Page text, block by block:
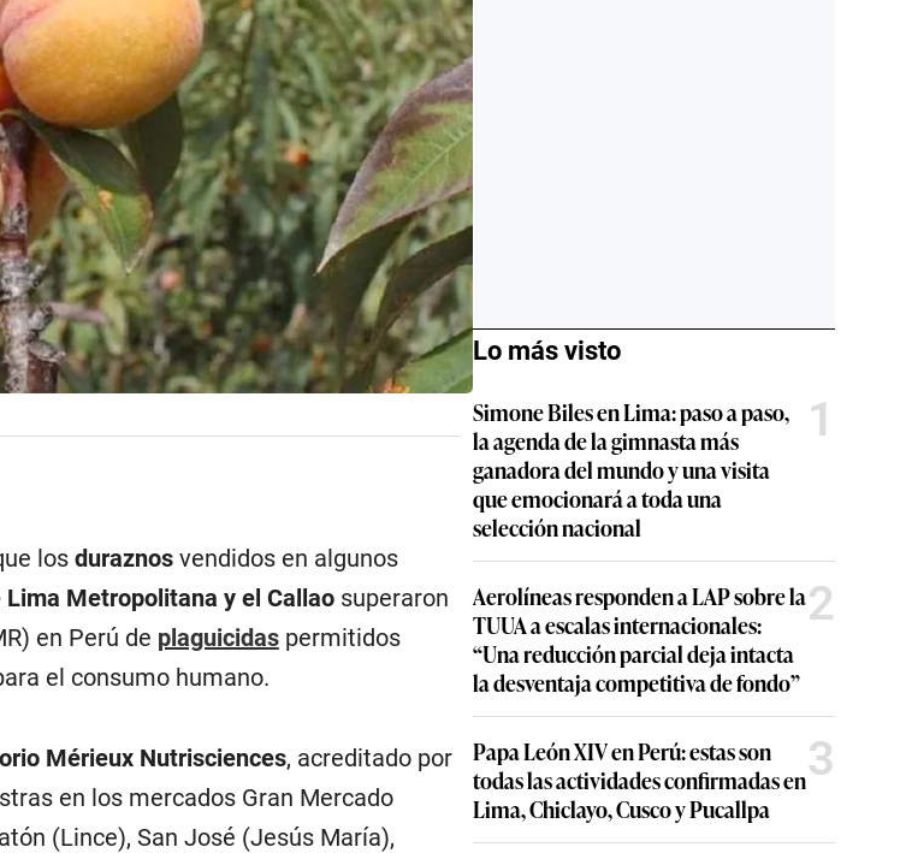
los duraznosvendidos en algunos
Metropolitana y el Callaosuperaron
en Perú de plaguicidaspermitidos
el consumo humano.
Mérieux Nutrisciences, acreditado por
en los mercados Gran Mercado
(Lince), San José (Jesús María),
Lo más visto
Simone Biles en Lima: paso a paso,
la agenda de la gimnasta más
ganadora del mundo y una visita
que emocionará a toda una
selección nacional
1
Aerolíneas responden a LAP sobre la
TUUA a escalas internacionales:
“Una reducción parcial deja intacta
la desventaja competitiva de fondo”
2
Papa León XIV en Perú: estas son
todas las actividades confirmadas en
Lima, Chiclayo, Cusco y Pucallpa
3